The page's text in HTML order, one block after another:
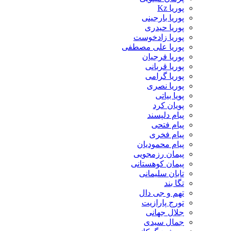
پوریا Kz
پوریا بارجینی
پوریا حیدری
پوریا زادخوست
پوریا علی مصطفی
پوریا فرجیان
پوریا قربانی
پوریا گرامی
پوریا نصری
پویا بیاتی
پویان کرد
پیام دلپسند
پیام فتحی
پیام فخری
پیام محمودیان
پیمان رزمجویی
پیمان کوهستانی
تابان سلیمانی
تگا بند
تهم و جی دال
تورج پارازیت
جلال جهانی
جمال سیدی